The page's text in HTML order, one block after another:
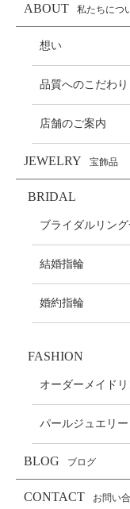
ABOUT 私たちにつ
想い
品質へのこだわり
店舗のご案内
JEWELRY 宝飾品
BRIDAL
ブライダルリン
結婚指輪
婚約指輪
FASHION
オーダーメイド
パールジュエリー
BLOG ブログ
CONTACT お問い